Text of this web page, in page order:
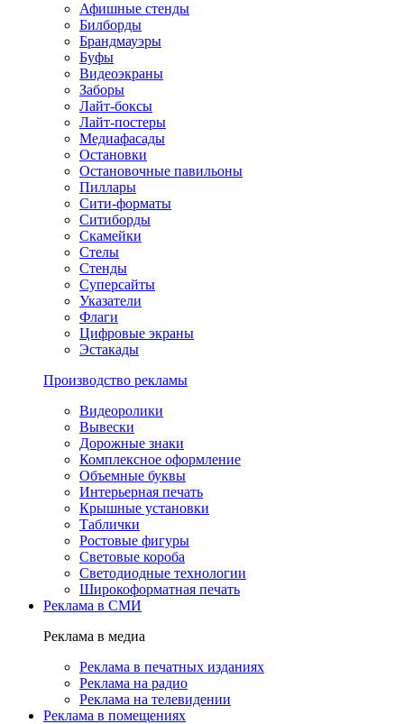
Афишные стенды
Билборды
Брандмауэры
Буфы
Видеоэкраны
Заборы
Лайт-боксы
Лайт-постеры
Медиафасады
Остановки
Остановочные павильоны
Пиллары
Сити-форматы
Ситиборды
Скамейки
Стелы
Стенды
Суперсайты
Указатели
Флаги
Цифровые экраны
Эстакады
Производство рекламы
Видеоролики
Вывески
Дорожные знаки
Комплексное оформление
Объемные буквы
Интерьерная печать
Крышные установки
Таблички
Ростовые фигуры
Световые короба
Светодиодные технологии
Широкоформатная печать
Реклама в СМИ
Реклама в медиа
Реклама в печатных изданиях
Реклама на радио
Реклама на телевидении
Реклама в помещениях